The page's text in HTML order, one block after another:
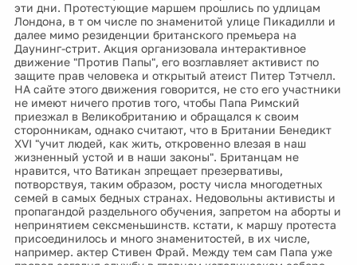
эти дни. Протестующие маршем прошлись по удлицам
Лондона, в т ом числе по знаменитой улице Пикадилли и
далее мимо резиденции британского премьера на
Даунинг-стрит. Акция организовала интерактивное
движение "Против Папы", его возглавляет активист по
защите прав человека и открытый атеист Питер Тэтчелл.
НА сайте этого движения говорится, не сто его участники
не имеют ничего против того, чтобы Папа Римский
приезжал в Великобританию и обращался к своим
сторонникам, однако считают, что в Британии Бенедикт
XVI "учит людей, как жить, откровенно влезая в наш
жизненный устой и в наши законы". Британцам не
нравится, что Ватикан зпрещает презервативы,
потворствуя, таким образом, росту числа многодетных
семей в самых бедных странах. Недовольны активисты и
пропагандой раздельного обучения, запретом на аборты и
непринятием сексменьшинств. кстати, к маршу протеста
присоединилось и много знаменитостей, в их числе,
например. актер Стивен Фрай. Между тем сам Папа уже